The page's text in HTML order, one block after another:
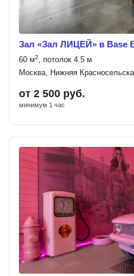
Зал «Зал ЛИЦЕЙ» в Base
60 м2, потолок 4.5 м
Москва, Нижняя
от 2 500 руб.
минимум 1 час